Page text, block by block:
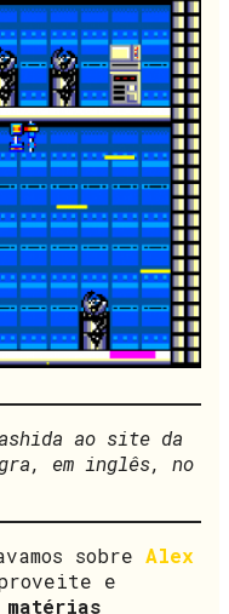
ao site da
em inglês, no
sobre Alex
e
matérias